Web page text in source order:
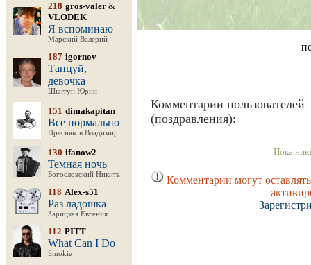
218 gros-valer&
VLODEK
Я вспоминаю
Марский Валерий
187 igornov
Танцуй,
девочка
Шкитун Юрий
151 dimakapitan
Все нормально
Пресняков Владимир
130 ifanow2
Темная ночь
Богословский Никита
118 Alex-s51
Раз ладошка
Зарицкая Евгения
112 PITT
What Can I Do
Smokie
Комментарии пользователей
(поздравления):
Пока
Комментарии могут